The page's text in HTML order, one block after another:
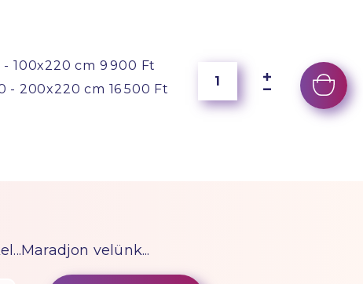
100x220 cm 9 900 Ft
- 200x220 cm 16 500 Ft
velünk...